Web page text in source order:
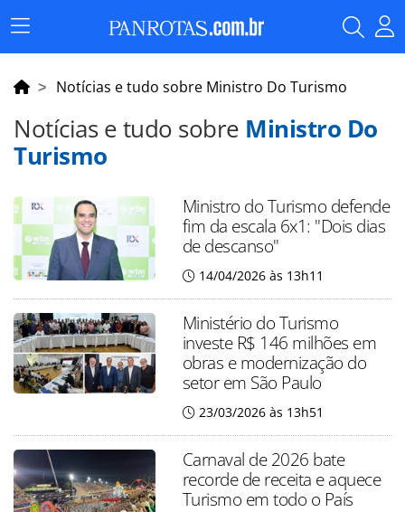
Menu
Principal
Notícias e tudo sobre Ministro Do Turismo
Notícias e tudo sobre Ministro Do
Turismo
Ministro do Turismo defende
fim da escala 6x1: "Dois dias
de descanso"
14/04/2026 às 13h11
Ministério do Turismo
investe R$ 146 milhões em
obras e modernização do
setor em São Paulo
23/03/2026 às 13h51
Carnaval de 2026 bate
recorde de receita e aquece
Turismo em todo o País